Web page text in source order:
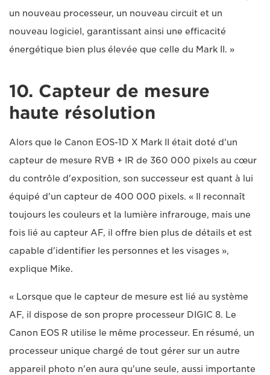
un nouveau processeur, un nouveau circuit et un
nouveau logiciel, garantissant ainsi une efficacité
énergétique bien plus élevée que celle du Mark II. »
10. Capteur de mesure
haute résolution
Alors que le Canon EOS-1D X Mark II était doté d'un
capteur de mesure RVB + IR de 360 000 pixels au cœur
du contrôle d'exposition, son successeur est quant à lui
équipé d'un capteur de 400 000 pixels. « Il reconnaît
toujours les couleurs et la lumière infrarouge, mais une
fois lié au capteur AF, il offre bien plus de détails et est
capable d'identifier les personnes et les visages »,
explique Mike.
« Lorsque que le capteur de mesure est lié au système
AF, il dispose de son propre processeur DIGIC 8. Le
Canon EOS R utilise le même processeur. En résumé, un
processeur unique chargé de tout gérer sur un autre
appareil photo n'en aura qu'une seule, aussi importante